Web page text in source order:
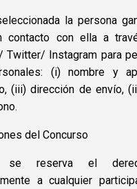
la persona
contacto con ella a
Twitter/ Instagram para
(i) nombre y
(iii) dirección de envío,
del Concurso
se reserva el
a cualquier